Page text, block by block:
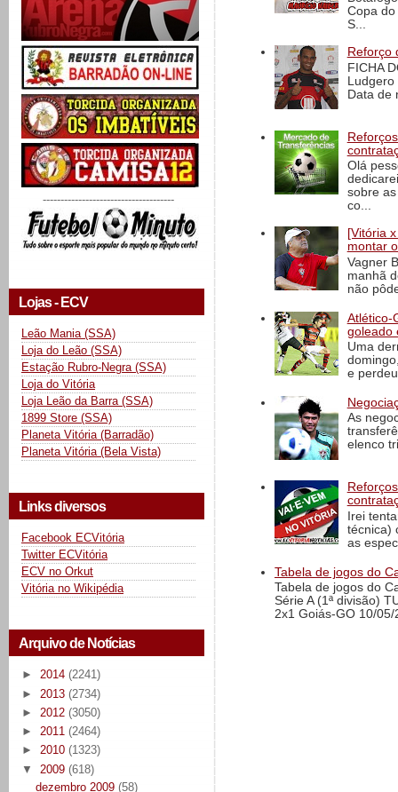
-------------------------------------
Lojas - ECV
Leão Mania (SSA)
Loja do Leão (SSA)
Estação Rubro-Negra (SSA)
Loja do Vitória
Loja Leão da Barra (SSA)
1899 Store (SSA)
Planeta Vitória (Barradão)
Planeta Vitória (Bela Vista)
Links diversos
Facebook ECVitória
Twitter ECVitória
ECV no Orkut
Vitória no Wikipédia
Arquivo de Notícias
► 2014 (2241)
► 2013 (2734)
► 2012 (3050)
► 2011 (2464)
► 2010 (1323)
▼ 2009 (618)
dezembro 2009 (58)
Copa
S...
Reforço
FICHA
Ludgero
Data de
Olá
sobre
co...
[Vitória
montar
Vagner
manhã
não
Atlético-
goleado
Uma
e
As
elenco
Irei
técnica)
as
Tabela de jogos do
Tabela de jogos do
Série A (1ª divisão)
2x1 Goiás-GO 10/05/